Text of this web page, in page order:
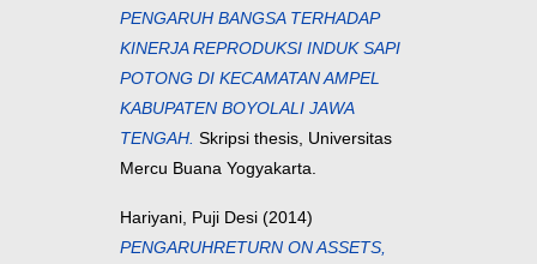
PENGARUH BANGSA TERHADAP
KINERJA REPRODUKSI INDUK SAPI
POTONG DI KECAMATAN AMPEL
KABUPATEN BOYOLALI JAWA
TENGAH. Skripsi thesis, Universitas
Mercu Buana Yogyakarta.
Hariyani, Puji Desi (2014)
PENGARUHRETURN ON ASSETS,